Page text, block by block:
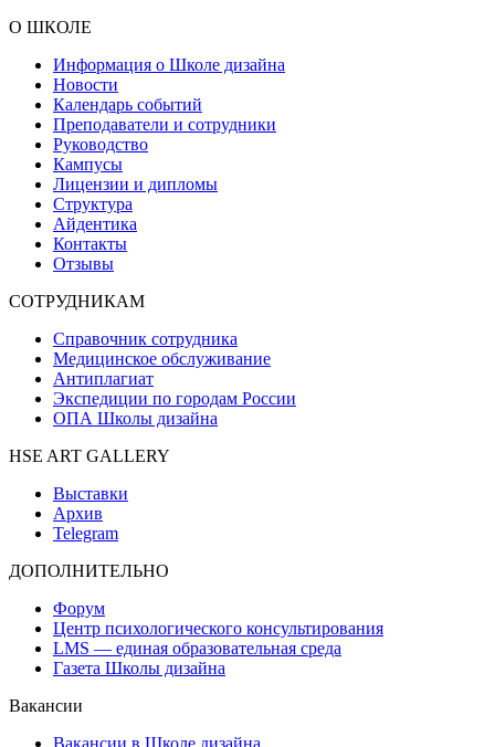
О ШКОЛЕ
Информация о Школе дизайна
Новости
Календарь событий
Преподаватели и сотрудники
Руководство
Кампусы
Лицензии и дипломы
Структура
Айдентика
Контакты
Отзывы
СОТРУДНИКАМ
Справочник сотрудника
Медицинское обслуживание
Антиплагиат
Экспедиции по городам России
ОПА Школы дизайна
HSE ART GALLERY
Выставки
Архив
Telegram
ДОПОЛНИТЕЛЬНО
Форум
Центр психологического консультирования
LMS — единая образовательная среда
Газета Школы дизайна
Вакансии
Вакансии в Школе дизайна